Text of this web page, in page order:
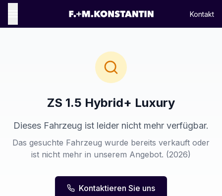
Kontakt
ZS 1.5 Hybrid+ Luxury
Dieses Fahrzeug ist leider nicht mehr verfügbar.
Das gesuchte Fahrzeug wurde bereits verkauft oder
ist nicht mehr in unserem Angebot. (2026)
Kontaktieren Sie uns